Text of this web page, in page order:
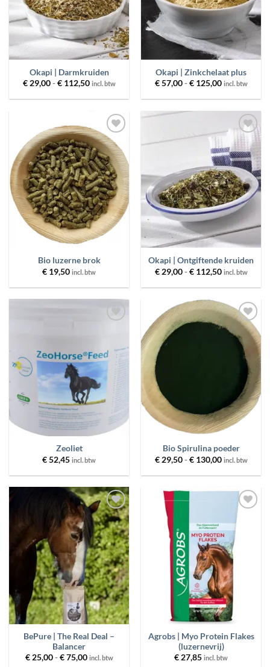
Okapi | Darmkruiden
€29,00 - €112,50Prijsklasse:
tot
incl. btw
Okapi | Zinkchelaat plus
€57,00 - €125,00Prijsklasse:
tot
incl. btw
Toevoegen
aan
wenslijst
Bio luzerne brok
€ 19,50 incl. btw
Toevoegen
aan
wenslijst
Okapi | Ontgiftende kruiden
€29,00 - €112,50Prijsklasse:
tot
incl. btw
Zeoliet
€52,45 incl. btw
Toevoegen
aan
wenslijst
Bio Spirulina poeder
€29,50 - €130,00Prijsklasse:
tot
incl. btw
Toevoegen
aan
wenslijst
BePure | The Real Deal –
Balancer
€25,00 - €75,00Prijsklasse:
incl. btw
Toevoegen
aan
wenslijst
Agrobs | Myo Protein Flakes
(luzernevrij)
€27,85 incl. btw